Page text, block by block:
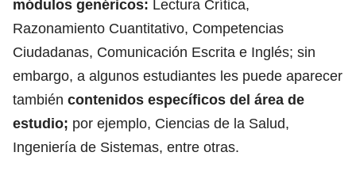
módulos genéricos: Lectura Crítica,
Razonamiento Cuantitativo, Competencias
Ciudadanas, Comunicación Escrita e Inglés; sin
embargo, a algunos estudiantes les puede aparecer
también contenidos específicos del área de
estudio; por ejemplo, Ciencias de la Salud,
Ingeniería de Sistemas, entre otras.